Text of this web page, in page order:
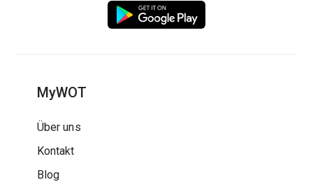
MyWOT
Über uns
Kontakt
Blog